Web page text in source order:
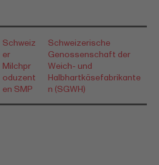
Schweiz
er
Milchpr
oduzent
en SMP
Schweizerische
Genossenschaft der
Weich- und
Halbhartkäsefabrikante
n (SGWH)